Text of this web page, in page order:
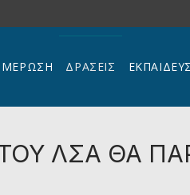
ΔΡΑΣΕΙΣ
ΛΣΑ ΘΑ